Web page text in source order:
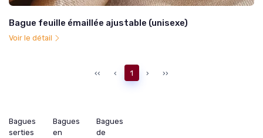
Bague feuille émaillée ajustable (unisexe)
Voir le détail
‹‹ ‹ 1 › ››
Bagues
serties
Bagues
en
Bagues
de